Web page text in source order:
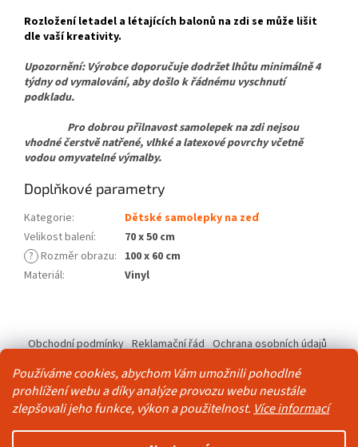
Používáme cookies, abychom Vám umožnili pohodlné
prohlížení webu a díky analýze provozu webu neustále
zlepšovali jeho funkce, výkon a použitelnost. Více informací
Rozložení letadel a létajících balonů na zdi se může lišit
dle vaší kreativity.
Upozornění: Výrobce doporučuje dodržet lhůtu minimálně 4
týdny od vymalování, aby došlo k řádnému vyschnutí
podkladu.
Pro dobrou přilnavost samolepek na zdi nejsou
vhodné čerstvě natřené, vlhké a latexové povrchy včetně
vodou omyvatelné výmalby.
Doplňkové parametry
Kategorie:
Dětské samolepky na zeď
Velikost balení:
70 x 50 cm
? Rozměr obrazu: 100 x 60 cm
Materiál: Vinyl
p
Obchodní podmínky Reklamační řád Ochrana osobních údajů